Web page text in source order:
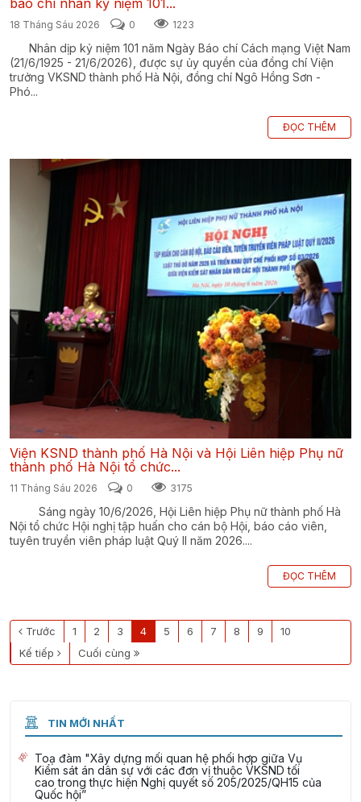
18 Tháng Sáu 2026 0 1223
Nhân dịp kỷ niệm 101 năm Ngày Báo chí Cách mạng Việt Nam
(21/6/1925 - 21/6/2026), được sự ủy quyền của đồng chí Viện
trưởng VKSND thành phố Hà Nội, đồng chí Ngô Hồng Sơn -
Phó...
ĐỌC THÊM
Viện KSND thành phố Hà Nội và Hội Liên hiệp Phụ nữ
thành phố Hà Nội tổ chức...
11 Tháng Sáu 2026 0 3175
Sáng ngày 10/6/2026, Hội Liên hiệp Phụ nữ thành phố Hà
Nội tổ chức Hội nghị tập huấn cho cán bộ Hội, báo cáo viên,
tuyên truyền viên pháp luật Quý II năm 2026....
ĐỌC THÊM
Trước 1 2 3 4 5 6 7 8 9
10
Kế tiếp
Cuối cùng
TIN MỚI NHẤT
Toạ đàm "Xây dựng mối quan hệ phối hợp giữa Vụ
Kiểm sát án dân sự với các đơn vị thuộc VKSND tối
cao trong thực hiện Nghị quyết số 205/2025/QH15 của
Quốc hội”